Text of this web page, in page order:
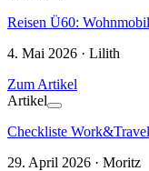
Reisen Ü60:
4. Mai 2026 · Lilith
Zum Artikel
Artikel
Checkliste Work&Travel
29. April 2026 · Moritz